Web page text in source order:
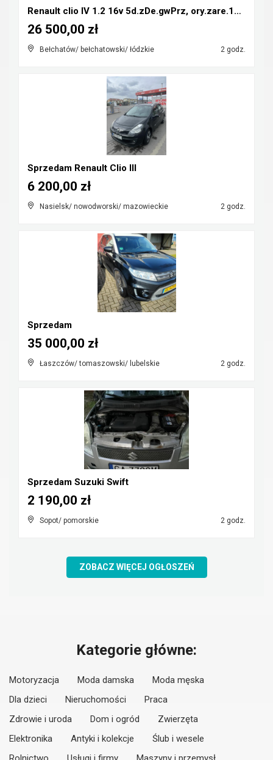
Renault clio IV 1.2 16v 5d.zDe.gwPrz, ory.zare.134...
Bełchatów/ bełchatowski/ łódzkie 2 godz.
26 500,00 zł
Sprzedam Renault Clio III
Nasielsk/ nowodworski/ mazowieckie 2 godz.
6 200,00 zł
Sprzedam
Łaszczów/ tomaszowski/ lubelskie 2 godz.
35 000,00 zł
Sprzedam Suzuki Swift
Sopot/ pomorskie 2 godz.
2 190,00 zł
ZOBACZ WIĘCEJ OGŁOSZEŃ
Kategorie główne:
Motoryzacja Moda damska
Moda męska
Dla dzieci
Nieruchomości
Praca
Zdrowie i uroda
Dom i ogród
Zwierzęta
Elektronika
Antyki i kolekcje
Ślub i wesele